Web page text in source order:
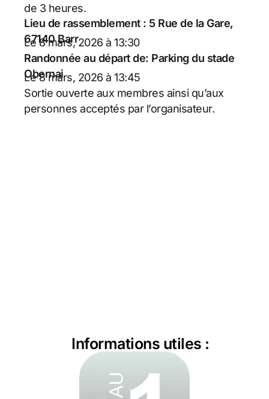
de 3 heures.
Lieu de rassemblement : 5 Rue de la Gare,
67140 Barr
Le 8 mars, 2026 à 13:30
Randonnée au départ de: Parking du stade
Obernai
Le 8 mars, 2026 à 13:45
Sortie ouverte aux membres ainsi qu’aux
personnes acceptés par l’organisateur.
Informations utiles :